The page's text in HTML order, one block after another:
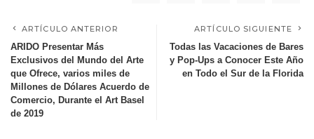
ARTÍCULO ANTERIOR
ARIDO Presentar Más
Exclusivos del Mundo del Arte
que Ofrece, varios miles de
Millones de Dólares Acuerdo de
Comercio, Durante el Art Basel
de 2019
ARTÍCULO SIGUIENTE
Todas las Vacaciones de Bares
y Pop-Ups a Conocer Este Año
en Todo el Sur de la Florida